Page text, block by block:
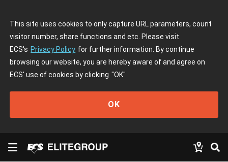
This site uses cookies to only capture URL parameters, count
visitor number, share functions and etc. Please visit
ECS's Privacy Policy for further information. By continue
browsing our website, you are hereby aware of and agree on
ECS' use of cookies by clicking "OK"
OK